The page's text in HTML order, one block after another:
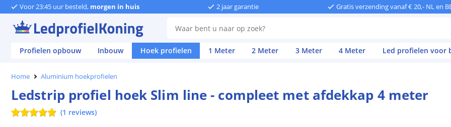
Voor 23:45 uur besteld, morgen in huis 2 jaar garantie Gratis verzending vanaf € 20,- NL en
Profielen opbouw Inbouw Hoek profielen 1 Meter 2 Meter 3 Meter 4 Meter Led profielen voor
Home Aluminium hoekprofielen
Ledstrip profiel hoek Slim line - compleet met afdekkap 4 meter
(1 reviews)